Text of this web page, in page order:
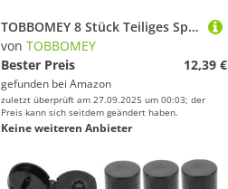
TOBBOMEY 8 Stück Teiliges Sport Stirnband für Damen Elastische rutschfeste Schweißabsorbierende Stirnbänder in Militärgrün für Yoga Laufen Fitness und Outdoor-Workouts
von TOBBOMEY
Bester Preis
12,39 €
gefunden bei Amazon
zuletzt überprüft am 27.09.2025 um 00:03; der
Preis kann sich seitdem geändert haben.
Keine weiteren Anbieter